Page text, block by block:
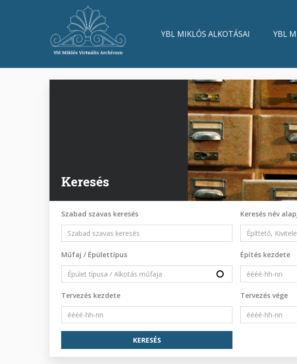
MainYBL MIKLÓS ALKOTÁSAI YBL
Keresés
Szabad szavas keresés Keresés név
Műfaj / Épülettípus Építés kezdete
Tervezés kezdete Tervezés vége